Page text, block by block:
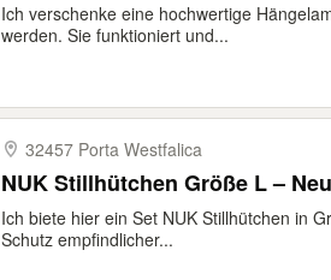
Ich verschenke eine hochwertige
werden. Sie funktioniert und...
32457 Porta Westfalica
NUK Stillhütchen Größe L –
Ich biete hier ein Set NUK Stillhütchen in
Schutz empfindlicher...